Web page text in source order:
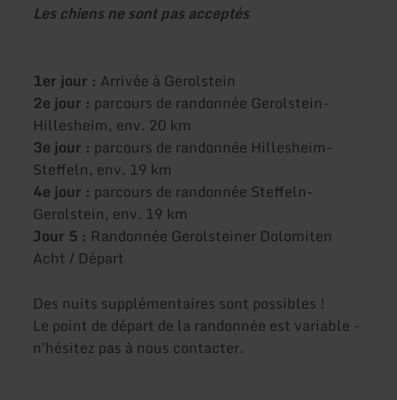
Les chiens ne sont pas acceptés
1er jour : Arrivée à Gerolstein
2e jour : parcours de randonnée Gerolstein-
Hillesheim, env. 20 km
3e jour : parcours de randonnée Hillesheim-
Steffeln, env. 19 km
4e jour : parcours de randonnée Steffeln-
Gerolstein, env. 19 km
Jour 5 : Randonnée Gerolsteiner Dolomiten
Acht / Départ
Des nuits supplémentaires sont possibles !
Le point de départ de la randonnée est variable -
n'hésitez pas à nous contacter.